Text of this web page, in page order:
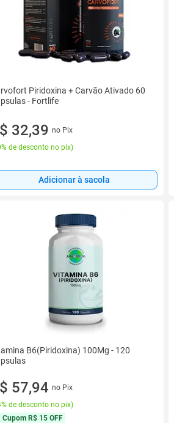
Piridoxina + Carvão Ativado 60
- Fortlife
32,39 no Pix
de desconto no pix)
Adicionar à sacola
B6(Piridoxina) 100Mg - 120
57,94 no Pix
de desconto no pix)
Cupom R$ 15 OFF